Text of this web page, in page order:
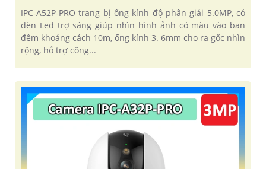
IPC-A52P-PRO trang bị ống kính độ phân giải 5.0MP, có
đèn Led trợ sáng giúp nhìn hình ảnh có màu vào ban
đêm khoảng cách 10m, ống kính 3. 6mm cho ra gốc nhìn
rộng, hỗ trợ công...